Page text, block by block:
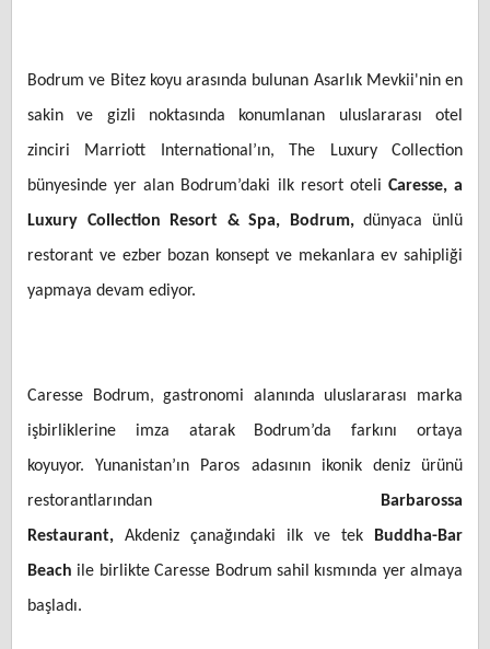
Bodrum ve Bitez koyu arasında bulunan Asarlık Mevkii'nin en
sakin ve gizli noktasında konumlanan uluslararası otel
zinciri
Marriott International’ın, The Luxury Collection
bünyesinde yer alan Bodrum’daki ilk resort oteli Caresse, a
Luxury Collection Resort & Spa, Bodrum,dünyaca ünlü
restorant ve ezber bozan konsept ve mekanlara ev sahipliği
yapmaya devam ediyor.
Caresse Bodrum, gastronomi alanında uluslararası marka
işbirliklerine imza atarak Bodrum’da farkını ortaya
koyuyor.
Yunanistan’ın Paros adasının ikonik deniz ürünü
restorantlarından Barbarossa
Restaurant, Akdeniz çanağındaki ilk ve tek Buddha-Bar
Beach ile birlikte Caresse Bodrum sahil kısmında yer almaya
başladı.